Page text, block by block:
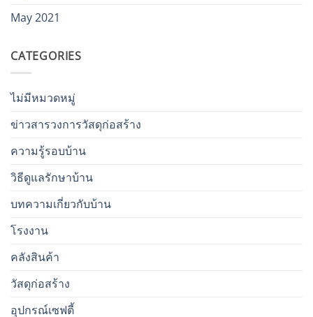
May 2021
CATEGORIES
ไม่มีหมวดหมู่
ข่าวสารวงการวัสดุก่อสร้าง
ความรู้รอบบ้าน
วิธีดูแลรักษาบ้าน
บทความเกี่ยวกับบ้าน
โรงงาน
คลังสินค้า
วัสดุก่อสร้าง
อุปกรณ์เซฟตี้